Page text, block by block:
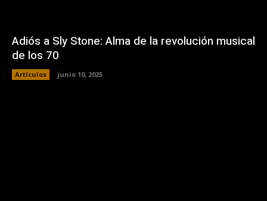
Adiós a Sly Stone: Alma de la revolución musical
de los 70
Artículos junio 10, 2025